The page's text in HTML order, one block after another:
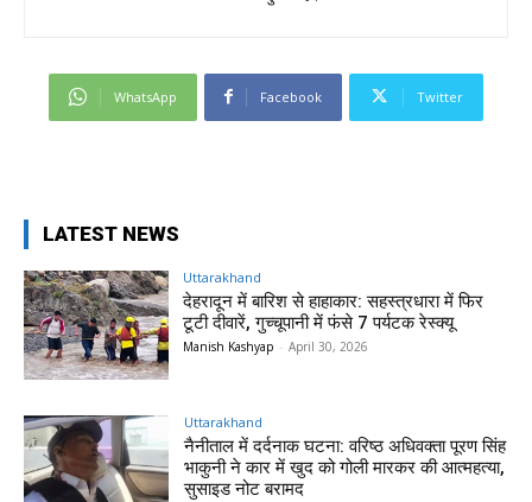
WhatsApp Facebook Twitter
LATEST NEWS
Uttarakhand
देहरादून में बारिश से हाहाकार: सहस्त्रधारा में फिर
टूटी दीवारें, गुच्चूपानी में फंसे 7 पर्यटक रेस्क्यू
Manish Kashyap - April 30, 2026
Uttarakhand
नैनीताल में दर्दनाक घटना: वरिष्ठ अधिवक्ता पूरण सिंह
भाकुनी ने कार में खुद को गोली मारकर की आत्महत्या,
सुसाइड नोट बरामद